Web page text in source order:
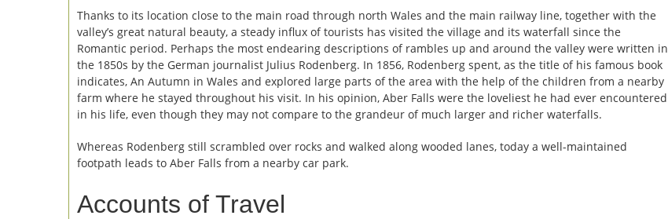
Thanks to its location close to the main road through north Wales and the main railway line, together with the
valley’s great natural beauty, a steady influx of tourists has visited the village and its waterfall since the
Romantic period. Perhaps the most endearing descriptions of rambles up and around the valley were written in
the 1850s by the German journalist Julius Rodenberg. In 1856, Rodenberg spent, as the title of his famous book
indicates, An Autumn in Wales and explored large parts of the area with the help of the children from a nearby
farm where he stayed throughout his visit. In his opinion, Aber Falls were the loveliest he had ever encountered
in his life, even though they may not compare to the grandeur of much larger and richer waterfalls.
Whereas Rodenberg still scrambled over rocks and walked along wooded lanes, today a well-maintained
footpath leads to Aber Falls from a nearby car park.
Accounts of Travel